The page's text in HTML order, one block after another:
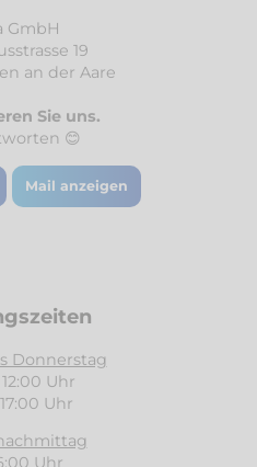
GmbH
19
an der Aare
Sie uns.
😊
Mail anzeigen
Donnerstag
12:00 Uhr
17:00 Uhr
Uhr